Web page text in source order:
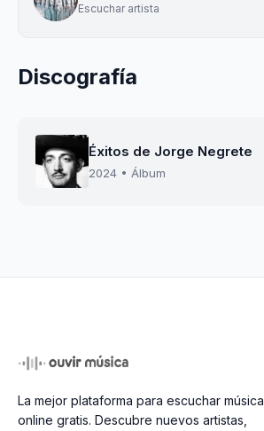
Escuchar artista
Discografía
Éxitos de Jorge Negrete
2024 • Álbum
La mejor plataforma para escuchar música
online gratis. Descubre nuevos artistas,